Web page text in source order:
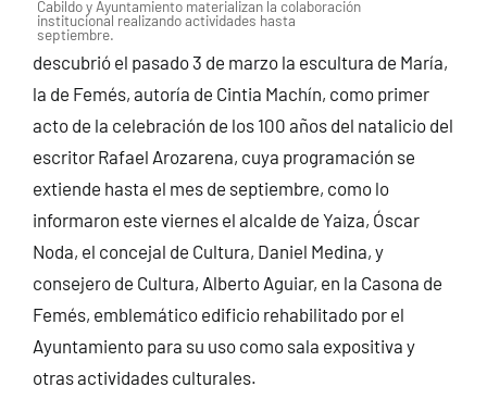
Cabildo y Ayuntamiento materializan la colaboración
institucional realizando actividades hasta
septiembre.
descubrió el pasado 3 de marzo la escultura de María,
la de Femés, autoría de Cintia Machín, como primer
acto de la celebración de los 100 años del natalicio del
escritor Rafael Arozarena, cuya programación se
extiende hasta el mes de septiembre, como lo
informaron este viernes el alcalde de Yaiza, Óscar
Noda, el concejal de Cultura, Daniel Medina, y
consejero de Cultura, Alberto Aguiar, en la Casona de
Femés, emblemático edificio rehabilitado por el
Ayuntamiento para su uso como sala expositiva y
otras actividades culturales.